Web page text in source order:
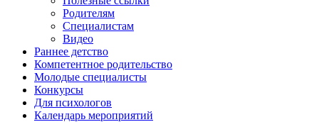
Родителям
Специалистам
Видео
Раннее детство
Компетентное родительство
Молодые специалисты
Конкурсы
Для психологов
Календарь мероприятий